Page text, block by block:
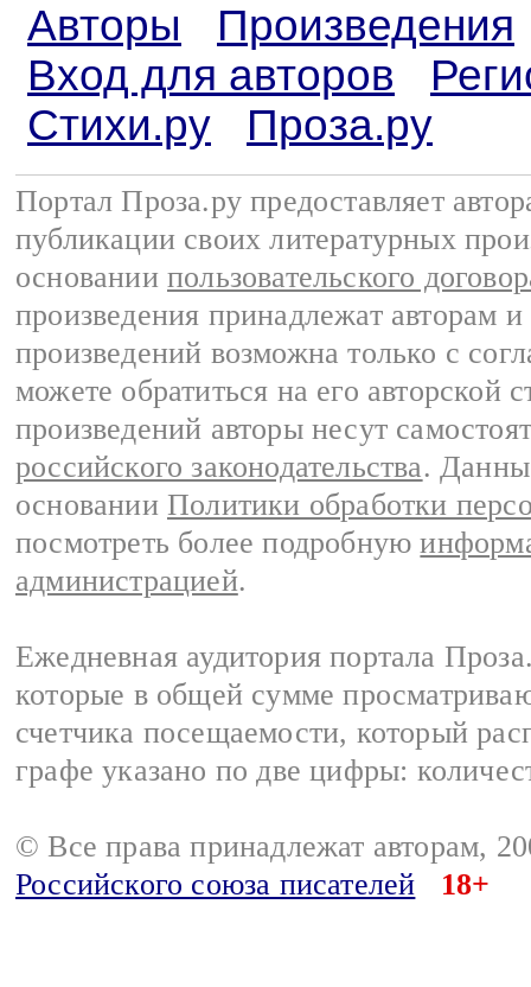
Авторы
Произведения
Вход для авторов
Стихи.ру
Проза.ру
Портал Проза.ру предоставляет
публикации своих литературных
основании пользовательского
произведения принадлежат авторам
произведений возможна только с
можете обратиться на его авторской
произведений авторы несут
российского законодательства.
основании Политики обработки
посмотреть более подробную
администрацией.
Ежедневная аудитория портала
которые в общей сумме
счетчика посещаемости, который
графе указано по две цифры:
© Все права принадлежат авторам,
Российского союза писателей
18+